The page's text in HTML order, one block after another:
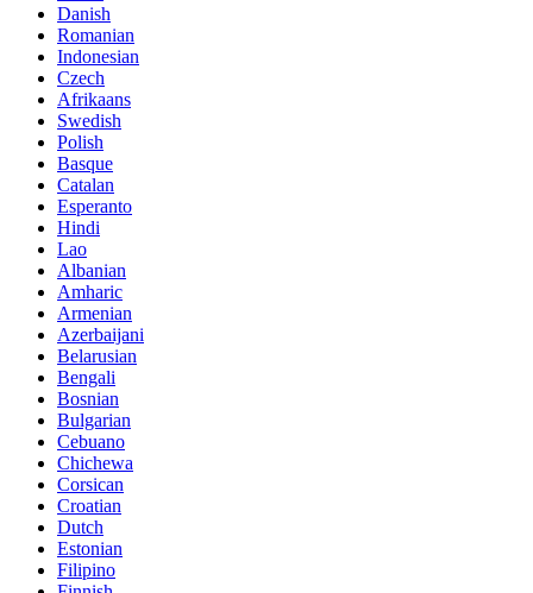
Danish
Romanian
Indonesian
Czech
Afrikaans
Swedish
Polish
Basque
Catalan
Esperanto
Hindi
Lao
Albanian
Amharic
Armenian
Azerbaijani
Belarusian
Bengali
Bosnian
Bulgarian
Cebuano
Chichewa
Corsican
Croatian
Dutch
Estonian
Filipino